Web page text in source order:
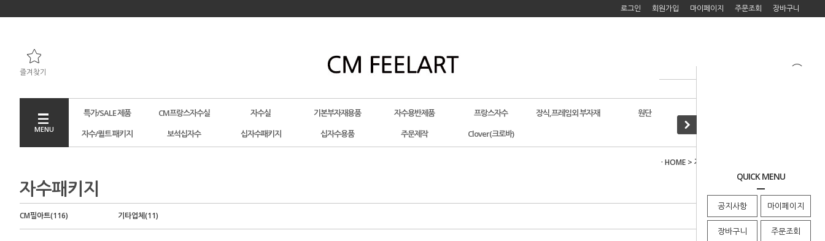
QUICK MENU
공지사항 마이페이지
장바구니 주문조회
로그인 회원가입 마이페이지 주문조회 장바구니
즐겨찾기
MENU
특가/SALE 제품 CM프랑스자수실 자수실 기본부자재용품 자수용반제품 프랑스자수 장식,프레임외 부자재 원단
자수/퀼트 패키지
보석십자수 십자수패키지 십자수용품 주문제작 Clover(크로바)
· HOME > 자수/퀼트 패키지
자수패키지
CM필아트(116) 기타업체(11)